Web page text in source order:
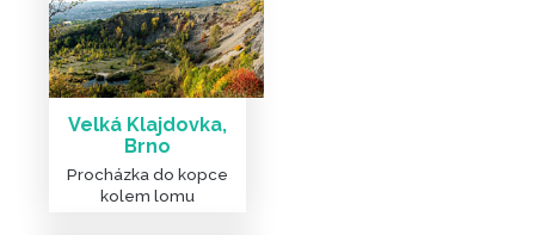
Velká Klajdovka,
Brno
Procházka do kopce
kolem lomu